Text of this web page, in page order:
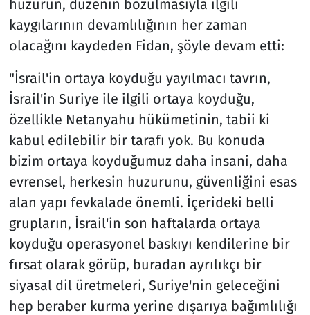
huzurun, düzenin bozulmasıyla ilgili
kaygılarının devamlılığının her zaman
olacağını kaydeden Fidan, şöyle devam etti:
"İsrail'in ortaya koyduğu yayılmacı tavrın,
İsrail'in Suriye ile ilgili ortaya koyduğu,
özellikle Netanyahu hükümetinin, tabii ki
kabul edilebilir bir tarafı yok. Bu konuda
bizim ortaya koyduğumuz daha insani, daha
evrensel, herkesin huzurunu, güvenliğini esas
alan yapı fevkalade önemli. İçerideki belli
grupların, İsrail'in son haftalarda ortaya
koyduğu operasyonel baskıyı kendilerine bir
fırsat olarak görüp, buradan ayrılıkçı bir
siyasal dil üretmeleri, Suriye'nin geleceğini
hep beraber kurma yerine dışarıya bağımlılığı